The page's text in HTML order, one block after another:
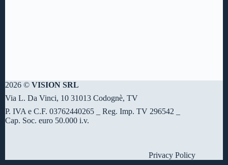
2026 © VISION SRL
Via L. Da Vinci, 10 31013 Codognè, TV
P. IVA e C.F. 03762440265 _ Reg. Imp. TV 296542 _
Cap. Soc. euro 50.000 i.v.
Privacy Policy